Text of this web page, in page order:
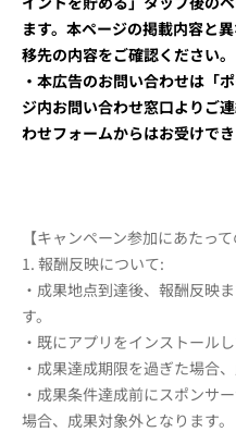
ます。本ページの掲載内容と
移先の内容をご確認ください。
・本広告のお問い合わせは「
ジ内お問い合わせ窓口よりご
わせフォームからはお受けで
【キャンペーン参加にあたって
1. 報酬反映について:
・成果地点到達後、報酬反映
す。
・既にアプリをインストール
・成果達成期限を過ぎた場合
・成果条件達成前にスポンサ
場合、成果対象外となります。